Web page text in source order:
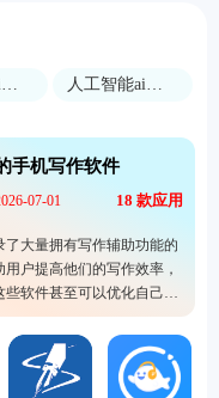
虚拟ai软件 人工智能ai软件
手机写作软件
07-01 18 款应用
大量拥有写作辅助功能的
户提高他们的写作效率，
软件甚至可以优化自己的
有在进行写作的用户可以尝
。